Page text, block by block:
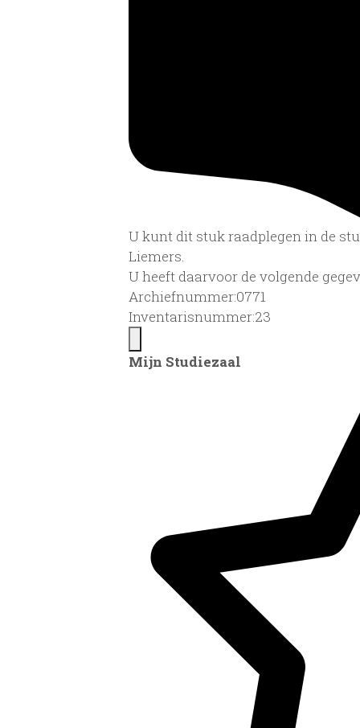
U kunt dit stuk raadplegen in de
Liemers.
U heeft daarvoor de volgende
Archiefnummer:0771
Inventarisnummer:23
Mijn Studiezaal